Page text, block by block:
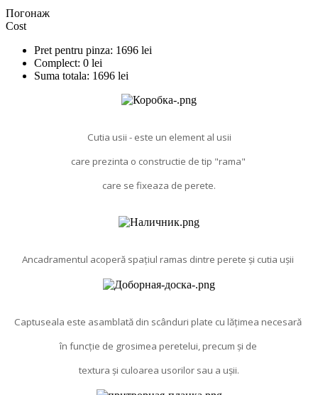
Погонаж
Cost
Pret pentru pinza: 1696 lei
Complect: 0 lei
Suma totala: 1696 lei
Cutia usii - este un element al usii
care prezinta o constructie de tip "rama"
care se fixeaza de perete.
Ancadramentul acoperă spațiul ramas dintre perete și cutia ușii
Captuseala este asamblată din scânduri plate cu lățimea necesară
în funcție de grosimea peretelui, precum și de
textura și culoarea usorilor sau a ușii.